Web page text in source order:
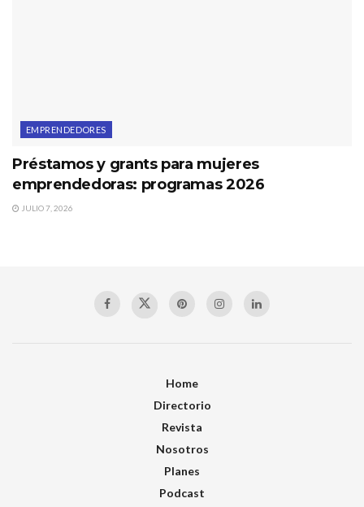
EMPRENDEDORES
Préstamos y grants para mujeres
emprendedoras: programas 2026
JULIO 7, 2026
Home
Directorio
Revista
Nosotros
Planes
Podcast